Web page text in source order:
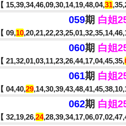
【 15,39,34,46,09,30,14,19,48,04,31
059期 白姐
【 09,10
060期 白姐
【 21,32,01,03,11,23,26,44,17,04,45,35,
061期 白姐
【 04,40,29
062期 白姐
【 32,19,26,24